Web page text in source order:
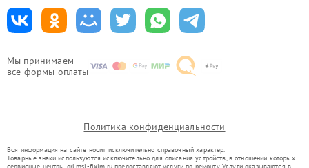
Мы принимаем
все формы оплаты
Политика конфиденциальности
Вся информация на сайте носит исключительно справочный характер.
Товарные знаки используются исключительно для описания устройств, в отношении которых
сервисные центры orl.msi-fixim.ru предоставляют услуги по ремонту. Услуги оказываются в